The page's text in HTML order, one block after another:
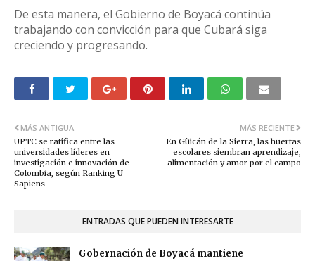
De esta manera, el Gobierno de Boyacá continúa
trabajando con convicción para que Cubará siga
creciendo y progresando.
MÁS RECIENTE
En Güicán de la Sierra, las huertas
escolares siembran aprendizaje,
alimentación y amor por el campo
MÁS ANTIGUA
UPTC se ratifica entre las
universidades líderes en
investigación e innovación de
Colombia, según Ranking U
Sapiens
ENTRADAS QUE PUEDEN INTERESARTE
Gobernación de Boyacá mantiene